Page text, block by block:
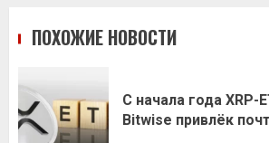
ПОХОЖИЕ НОВОСТИ
С начала года XRP-
Bitwise привлёк